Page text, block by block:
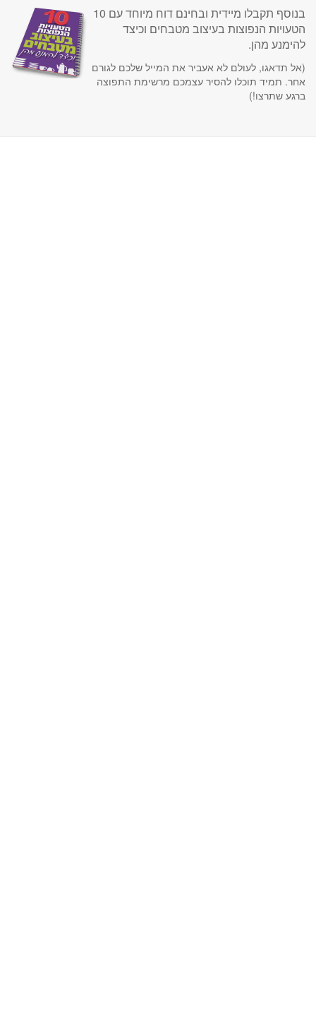
בנוסף תקבלו מיידית ובחינם דוח מיוחד עם 10
הטעויות הנפוצות בעיצוב מטבחים וכיצד
להימנע מהן.
(אל תדאגו, לעולם לא אעביר את המייל שלכם לגורם
אחר. תמיד תוכלו להסיר עצמכם מרשימת התפוצה
ברגע שתרצו!)